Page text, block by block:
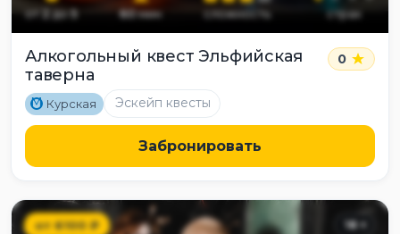
до 5 60мин сложность страх
Алкогольный квест Эльфийская
таверна
0
M Курская Эскейп квесты
Забронировать
от6100₽ 18+